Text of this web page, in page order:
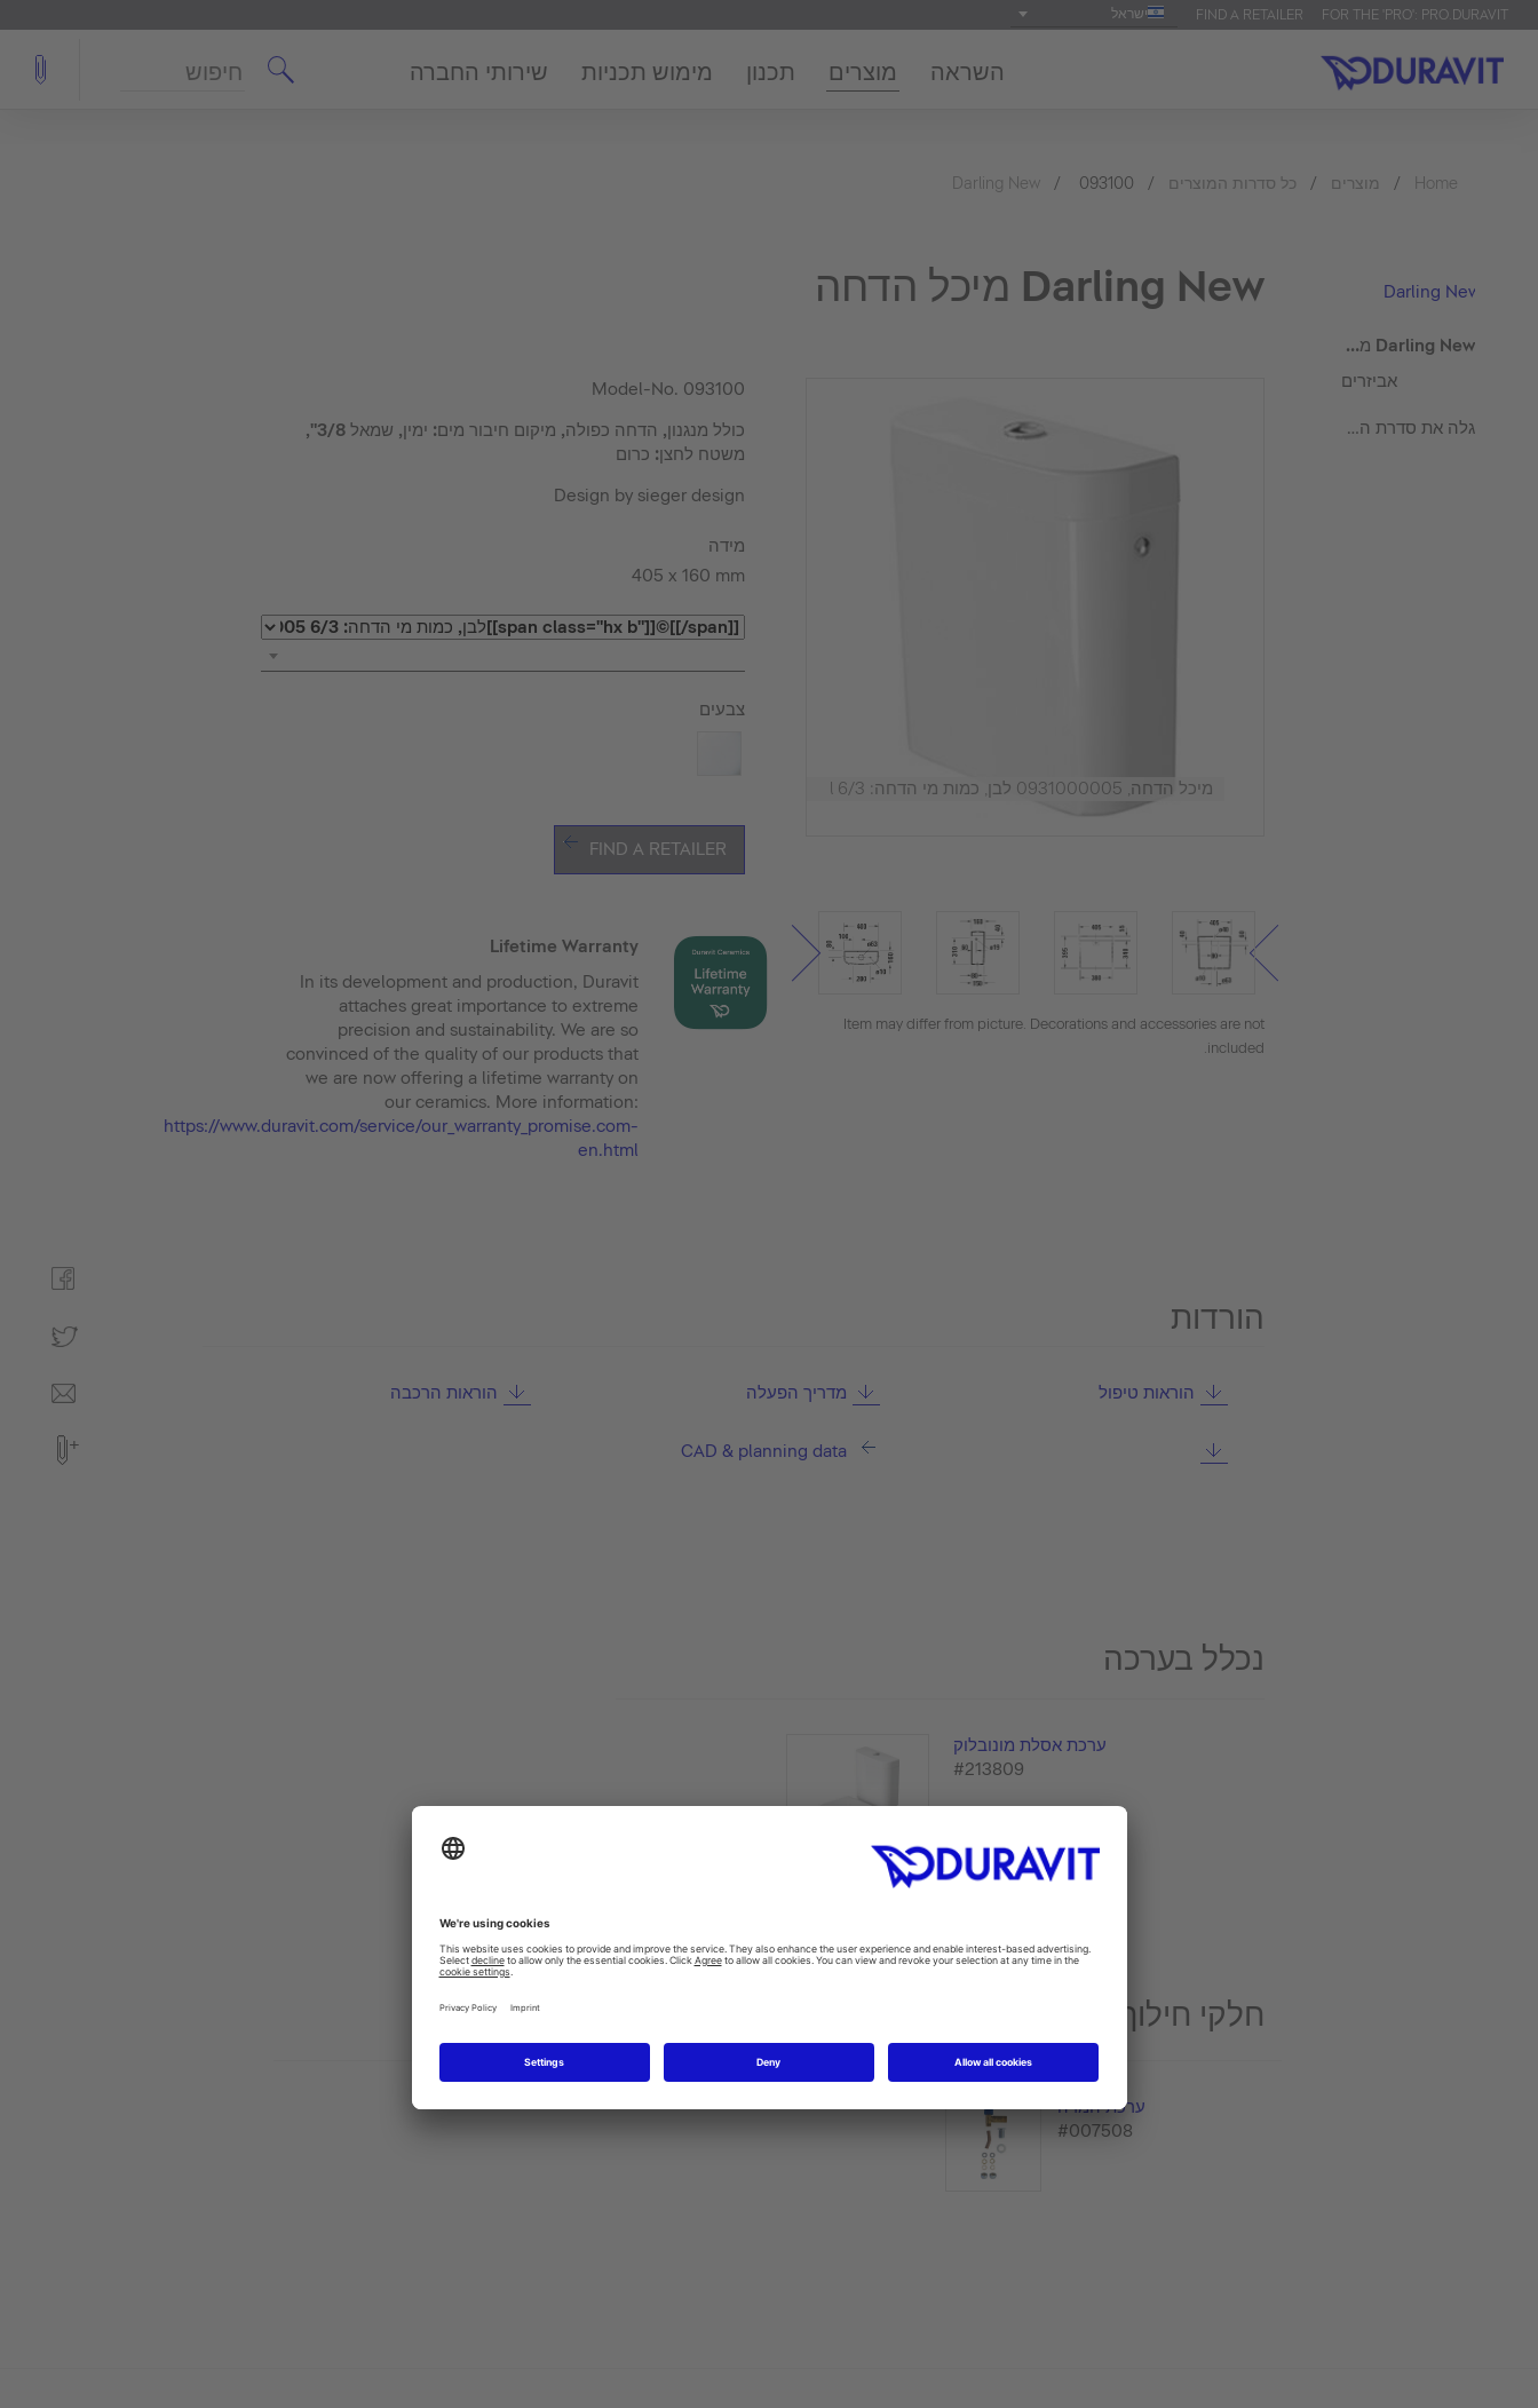
FOR THE 'PRO': PRO.DURAVIT
FIND A RETAILER ישראל
השראה מוצרים תכנון מימוש תכניות שירותי החברה
Home מוצרים כל סדרות המוצרים Darling New 093100
Darling New
Darling New מיכל הדחה
אביזרים
גלה את סדרת המוצרים
Darling New מיכל הדחה
מיכל הדחה, 0931000005 לבן, כמות מי הדחה: 6/3 l
Item may differ from picture. Decorations and accessories are not
included.
Model-No. 093100
כולל מנגנון, הדחה כפולה, מיקום חיבור מים: ימין, שמאל 3/8",
משטח לחצן: כרום
Design by sieger design
מידה
405 x 160 mm
צבעים
FIND A RETAILER
Lifetime Warranty
In its development and production, Duravit
attaches great importance to extreme
precision and sustainability. We are so
convinced of the quality of our products that
we are now offering a lifetime warranty on
our ceramics. More information:
https://www.duravit.com/service/our_warranty_promise.com-
en.html
הורדות
הוראות טיפול מדריך הפעלה הוראות הרכבה
CAD & planning data
נכלל בערכה
ערכת אסלת מונובלוק
#213809
חלקי חילוף
ערכת המרה
#007508